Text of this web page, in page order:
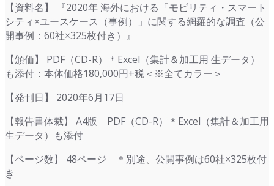
【資料名】 『2020年 海外における「モビリティ・スマート
シティ×ユースケース（事例）」に関する網羅的な調査（公
開事例：60社×325枚付き）』
【頒価】 PDF（CD-R）＊Excel（集計＆加工用 生データ）
も添付：本体価格180,000円+税＜※全てカラー＞
【発刊日】 2020年6月17日
【報告書体裁】 A4版 PDF（CD-R）＊Excel（集計＆加工用
生データ）も添付
【ページ数】 48ページ ＊別途、公開事例は60社×325枚付
き